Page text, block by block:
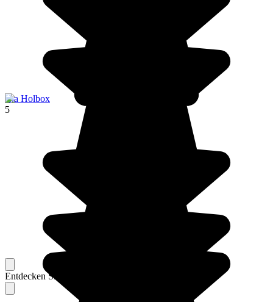
Isla Holbox
5
Entdecken Sie Berichte unserer erfahrenen Reisenden